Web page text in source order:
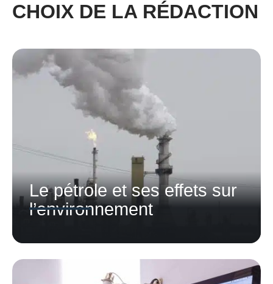
CHOIX DE LA RÉDACTION
Le pétrole et ses effets sur
l’environnement